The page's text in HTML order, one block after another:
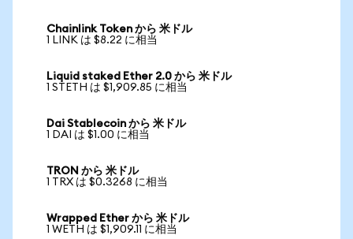
Chainlink Token から 米ドル
1 LINK は $8.22 に相当
Liquid staked Ether 2.0 から 米ドル
1 STETH は $1,909.85 に相当
Dai Stablecoin から 米ドル
1 DAI は $1.00 に相当
TRON から 米ドル
1 TRX は $0.3268 に相当
Wrapped Ether から 米ドル
1 WETH は $1,909.11 に相当